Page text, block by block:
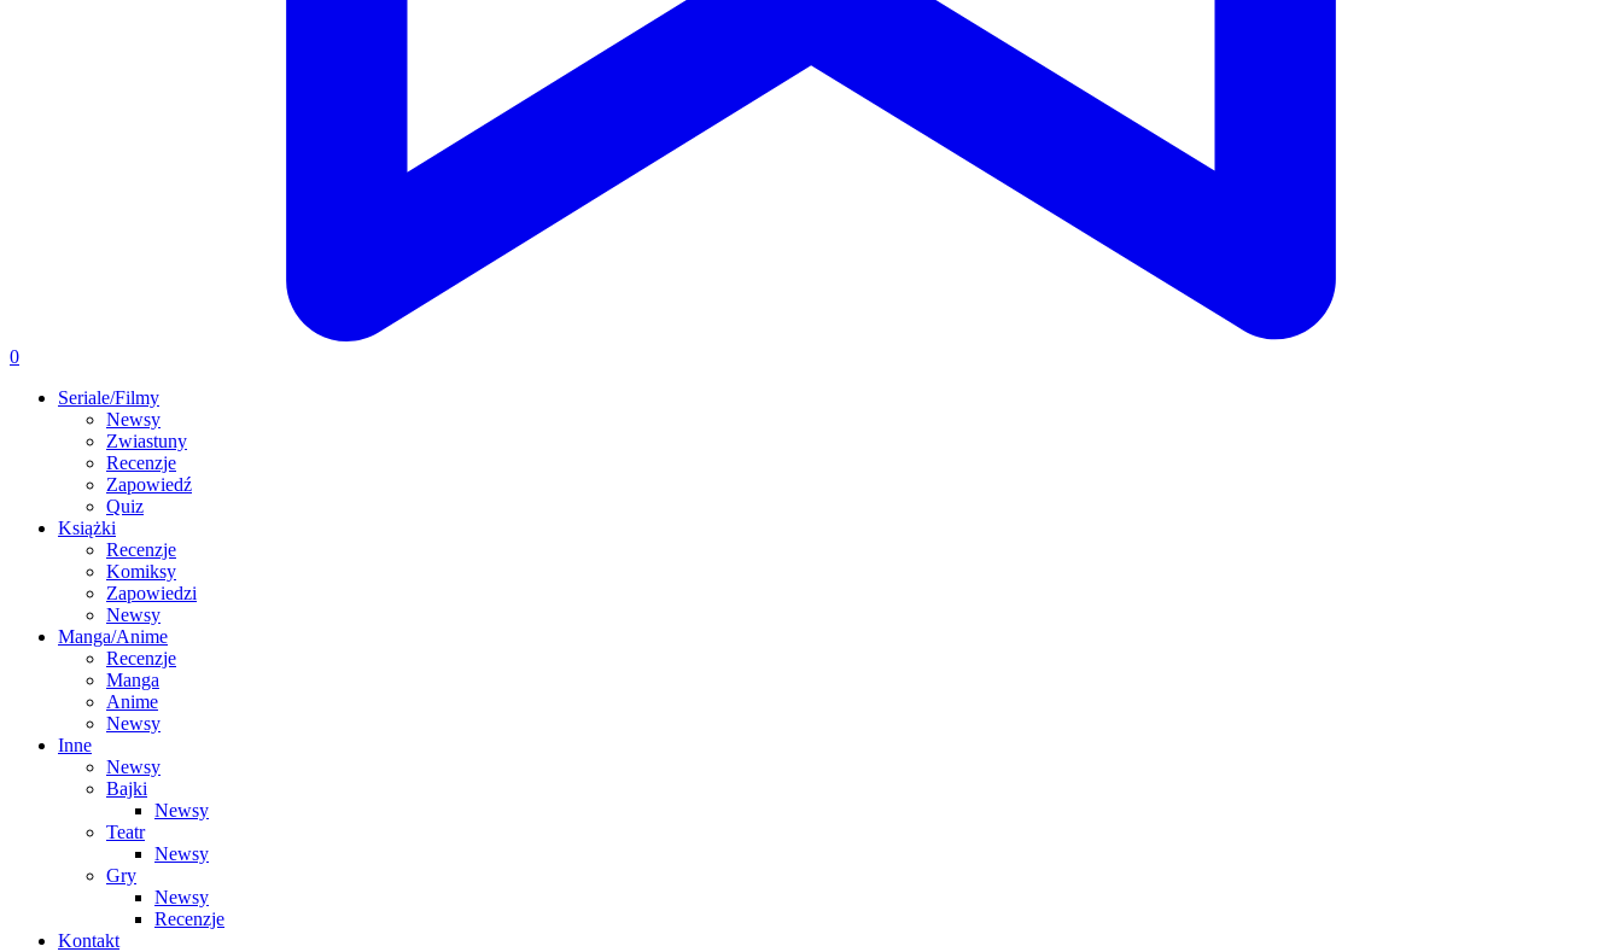
0
Seriale/Filmy
Newsy
Zwiastuny
Recenzje
Zapowiedź
Quiz
Książki
Recenzje
Komiksy
Zapowiedzi
Newsy
Manga/Anime
Recenzje
Manga
Anime
Newsy
Inne
Newsy
Bajki
Newsy
Teatr
Newsy
Gry
Newsy
Recenzje
Kontakt